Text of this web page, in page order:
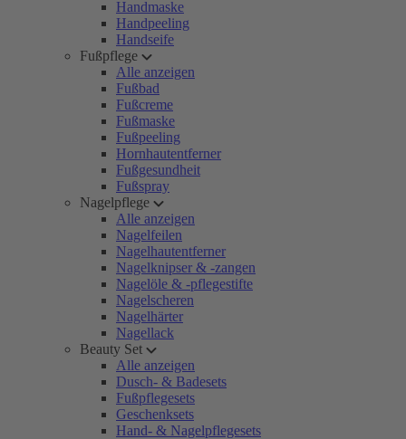
Handmaske
Handpeeling
Handseife
Fußpflege
Alle anzeigen
Fußbad
Fußcreme
Fußmaske
Fußpeeling
Hornhautentferner
Fußgesundheit
Fußspray
Nagelpflege
Alle anzeigen
Nagelfeilen
Nagelhautentferner
Nagelknipser & -zangen
Nagelöle & -pflegestifte
Nagelscheren
Nagelhärter
Nagellack
Beauty Set
Alle anzeigen
Dusch- & Badesets
Fußpflegesets
Geschenksets
Hand- & Nagelpflegesets